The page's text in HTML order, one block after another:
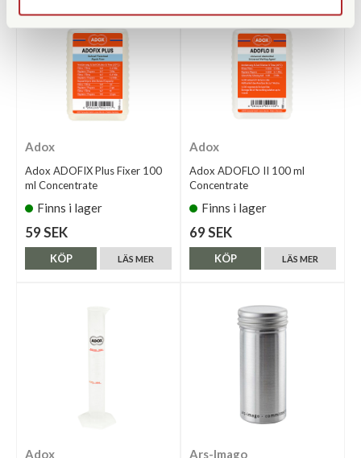
Adox
Adox ADOFIX Plus Fixer 100
ml Concentrate
Finns i lager
59 SEK
LÄS MER
KÖP
Adox
Adox ADOFLO II 100 ml
Concentrate
Finns i lager
69 SEK
LÄS MER
KÖP
Adox Ars-Imago